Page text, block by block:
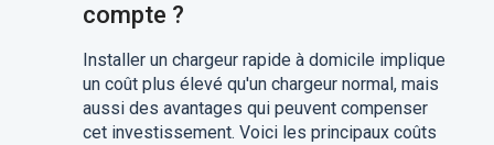
compte ?
Installer un chargeur rapide à domicile implique
un coût plus élevé qu'un chargeur normal, mais
aussi des avantages qui peuvent compenser
cet investissement. Voici les principaux coûts